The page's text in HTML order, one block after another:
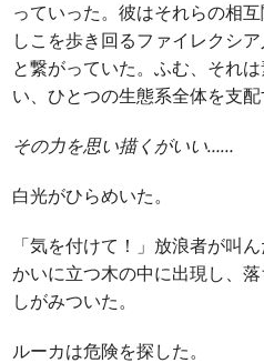
っていった。彼はそれらの相
しこを歩き回るファイレクシ
と繋がっていた。ふむ、それ
い、ひとつの生態系全体を支
その力を思い描くがいい……
白光がひらめいた。
「気を付けて！」放浪者が叫
かいに立つ木の中に出現し、
しがみついた。
ルーカは危険を探した。